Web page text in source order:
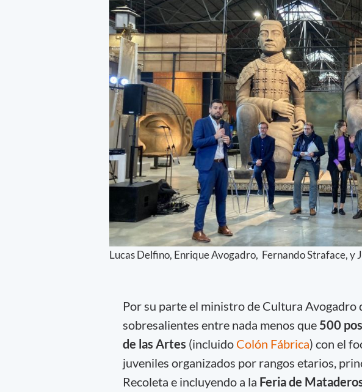
Lucas Delfino, Enrique Avogadro, Fernando Straface, y
Por su parte el ministro de Cultura Avogadro
sobresalientes entre nada menos que 500
de las Artes (incluido Colón Fábrica) con el
juveniles organizados por rangos etarios,
Recoleta e incluyendo a la Feria de